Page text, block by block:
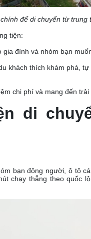
để di chuyển từ
tiện:
đình và nhóm bạn
khách thích khám phá,
chi phí và mang đến
di
bạn đông người, ô tô
chạy thẳng theo quốc